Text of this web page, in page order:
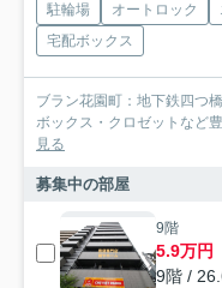
駐輪場 オートロック
宅配ボックス
ブラン花園町：地下鉄四つ
ボックス・クロゼットなど
見る
募集中の部屋
9階
5.9万円
9階 /